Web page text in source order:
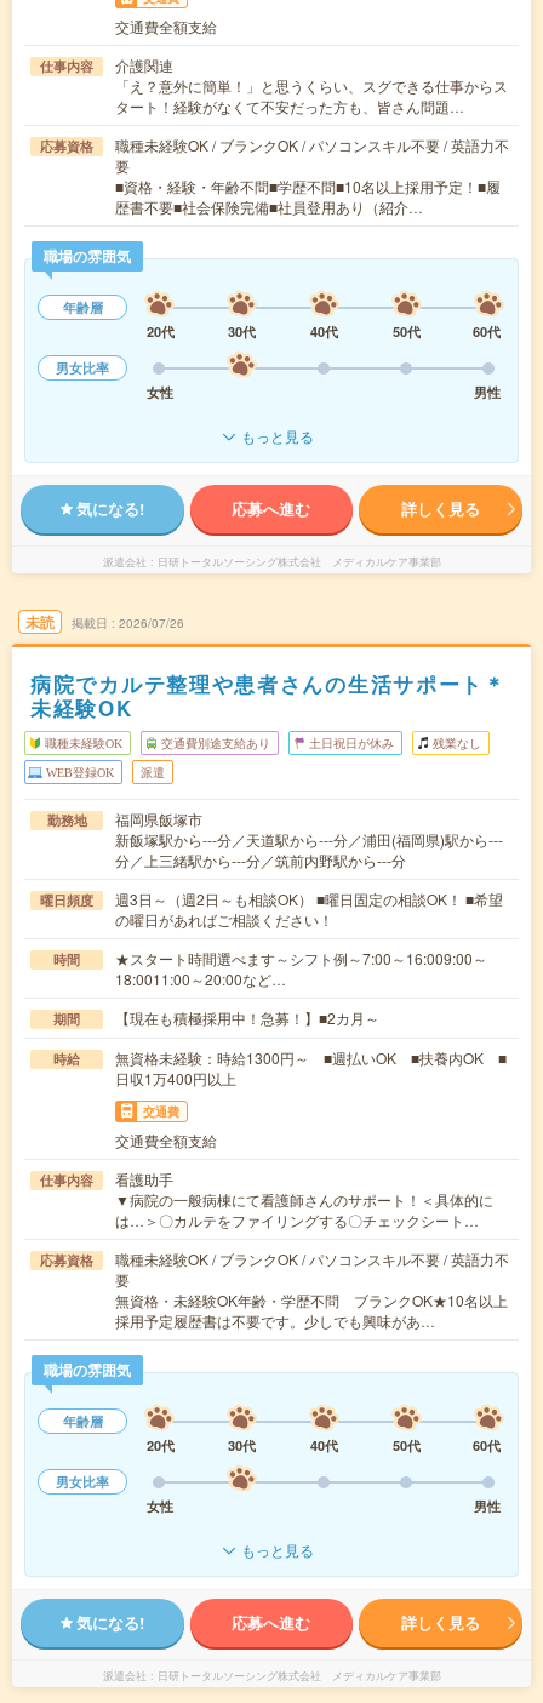
交通費全額支給
仕事内容
介護関連
「え？意外に簡単！」と思うくらい、スグできる仕事からス
タート！経験がなくて不安だった方も、皆さん問題…
応募資格
職種未経験OK / ブランクOK / パソコンスキル不要 / 英語力不
要
■資格・経験・年齢不問■学歴不問■10名以上採用予定！■履
歴書不要■社会保険完備■社員登用あり（紹介…
職場の雰囲気
年齢層
20代
30代 40代 50代
60代
男女比率
女性
男性
もっと見る
気になる! 応募へ進む 詳しく見る
派遣会社 日研トータルソーシング株式会社 メディカルケア事業部
未読 掲載日 2026/07/26
病院でカルテ整理や患者さんの生活サポート＊
未経験OK
職種未経験OK 交通費別途支給あり 土日祝日が休み 残業なし
WEB登録OK 派遣
勤務地
福岡県飯塚市
新飯塚駅から---分／天道駅から---分／浦田(福岡県)駅から---
分／上三緒駅から---分／筑前内野駅から---分
曜日頻度
週3日～（週2日～も相談OK） ■曜日固定の相談OK！ ■希望
の曜日があればご相談ください！
時間
★スタート時間選べます～シフト例～7:00～16:009:00～
18:0011:00～20:00など…
期間 【現在も積極採用中！急募！】■2カ月～
時給
無資格未経験：時給1300円～ ■週払いOK ■扶養内OK ■
日収1万400円以上
交通費
交通費全額支給
仕事内容
看護助手
▼病院の一般病棟にて看護師さんのサポート！＜具体的に
は…＞〇カルテをファイリングする〇チェックシート…
応募資格
職種未経験OK / ブランクOK / パソコンスキル不要 / 英語力不
要
無資格・未経験OK年齢・学歴不問 ブランクOK★10名以上
採用予定履歴書は不要です。少しでも興味があ…
職場の雰囲気
年齢層
20代
30代 40代 50代
60代
男女比率
女性
男性
もっと見る
気になる! 応募へ進む 詳しく見る
派遣会社 日研トータルソーシング株式会社 メディカルケア事業部